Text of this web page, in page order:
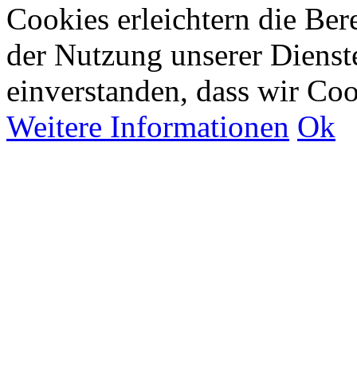
Cookies erleichtern die
der Nutzung unserer
einverstanden, dass wir
Weitere Informationen Ok